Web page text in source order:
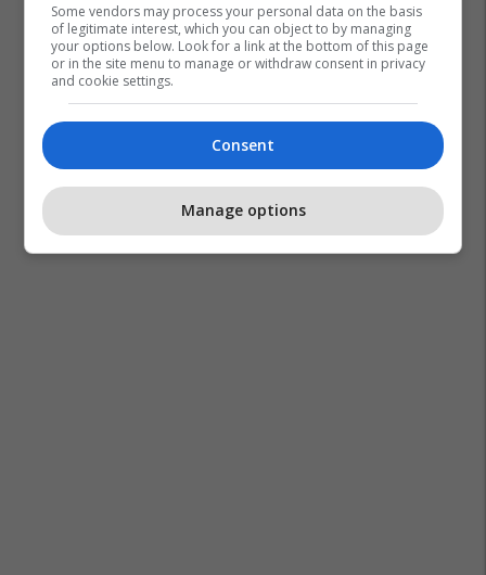
Some vendors may process your personal data on the basis
of legitimate interest, which you can object to by managing
your options below. Look for a link at the bottom of this page
or in the site menu to manage or withdraw consent in privacy
and cookie settings.
Consent
Manage options